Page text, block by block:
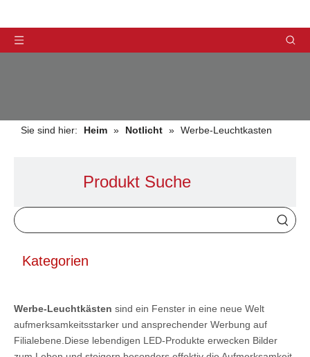
PRODUKTE
Sie sind hier: Heim » Notlicht » Werbe-Leuchtkasten
Produkt Suche
Kategorien
Werbe-Leuchtkästen sind ein Fenster in eine neue Welt
aufmerksamkeitsstarker und ansprechender Werbung auf
Filialebene.Diese lebendigen LED-Produkte erwecken Bilder